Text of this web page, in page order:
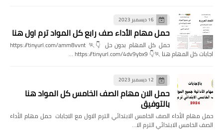
16 ديسمبر 2023
حمل مهام الأداء صف رابع كل المواد ترم اول هنا
حمل كل المهام بدون حل 👇🏃 https://tinyurl.com/amm8vvnt
اجابات كل المهام هنا 🏃👇 https://tinyurl.com/4dv9ybx9 …
12 ديسمبر 2023
حمل الان مهام الصف الخامس كل المواد هنا
بالتوفيق
حمل مهام الأداء الصف الخامس الابتدائي الترم الاول مع الاجابات حمل مهام الأداء
الصف الخامس الابتدائي الترم الا…